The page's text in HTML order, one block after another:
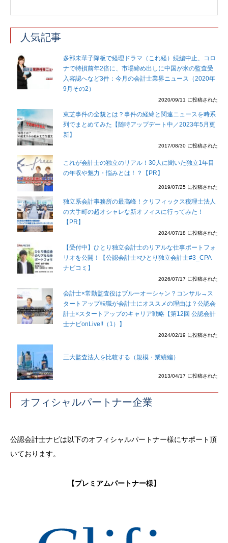
人気記事
多部未華子降板で経理ドラマ（これ経）続編中止、コロ
ナで特損前年2倍に、市場締め出しに中国が米の監査受
入容認へなど3件：今月の会計士業界ニュース（2020年
9月その2）
2020/09/11 に投稿された
東芝事件の全貌とは？事件の経緯と関連ニュースを時系
列でまとめてみた【随時アップデート中／2023年5月更
新】
2017/08/30 に投稿された
これが会計士の独立のリアル！30人に聞いた独立1年目
の年収や魅力・悩みとは！？【PR】
2019/07/25 に投稿された
独立系会計事務所の最高峰！クリフィックス税理士法人
の大手町の超オシャレな新オフィスに行ってみた！
【PR】
2024/07/18 に投稿された
【受付中】ひとり独立会計士のリアルな仕事ポートフォ
リオを公開！【公認会計士×ひとり独立会計士#3_CPA
ナビコミ】
2026/07/17 に投稿された
会計士×常勤監査役はブルーオーシャン？コンサル→ス
タートアップ転職が会計士にオススメの理由は？公認会
計士×スタートアップのキャリア戦略【第12回 公認会計
士ナビonLive!!（1）】
2024/02/19 に投稿された
三大監査法人を比較する（規模・業績編）
2013/04/17 に投稿された
オフィシャルパートナー企業
公認会計士ナビは以下のオフィシャルパートナー様にサポート頂
いております。
【プレミアムパートナー様】